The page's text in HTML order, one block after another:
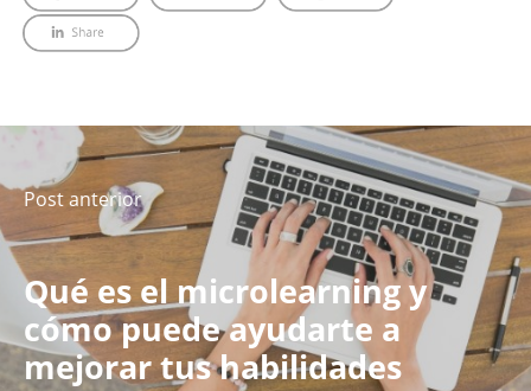
Post anterior
Qué es el microlearning y
cómo puede ayudarte a
mejorar tus habilidades